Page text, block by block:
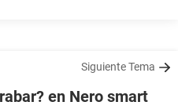
Siguiente Tema
en Nero smart